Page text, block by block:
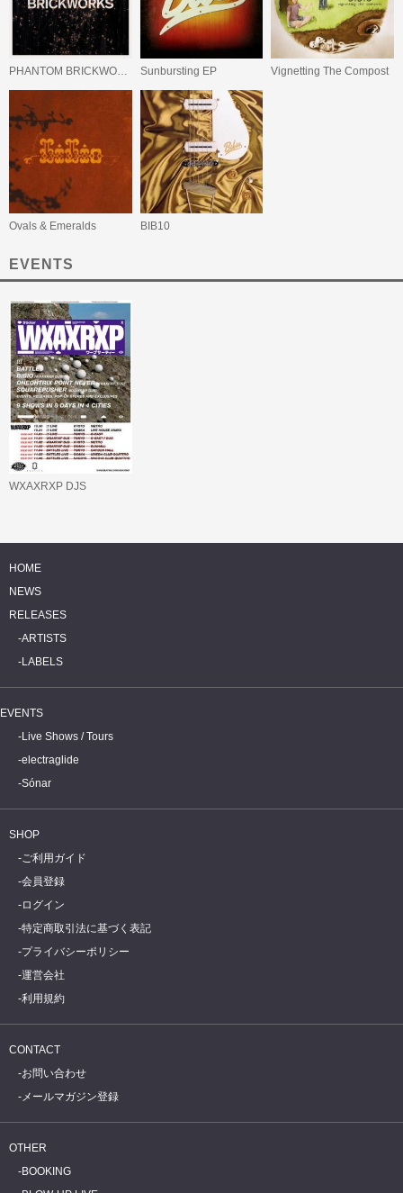
PHANTOM BRICKWORKS (LP II) Sunbursting EP Vignetting The Compost
Ovals & Emeralds BIB10
EVENTS
WXAXRXP DJS
HOME
NEWS
RELEASES
ARTISTS
LABELS
EVENTS
Live Shows / Tours
electraglide
Sónar
SHOP
ご利用ガイド
会員登録
ログイン
特定商取引法に基づく表記
プライバシーポリシー
運営会社
利用規約
CONTACT
お問い合わせ
メールマガジン登録
OTHER
BOOKING